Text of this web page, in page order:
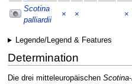
Scotina
palliardii
× × ×
Legende/Legend & Features
Determination
Die drei mitteleuropäischen Scotina